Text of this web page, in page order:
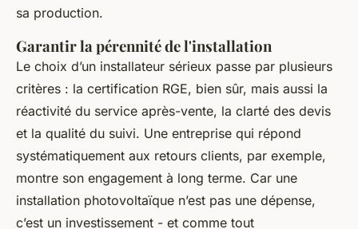
sa production.
Garantir la pérennité de l'installation
Le choix d’un installateur sérieux passe par plusieurs
critères : la certification RGE, bien sûr, mais aussi la
réactivité du service après-vente, la clarté des devis
et la qualité du suivi. Une entreprise qui répond
systématiquement aux retours clients, par exemple,
montre son engagement à long terme. Car une
installation photovoltaïque n’est pas une dépense,
c’est un investissement - et comme tout